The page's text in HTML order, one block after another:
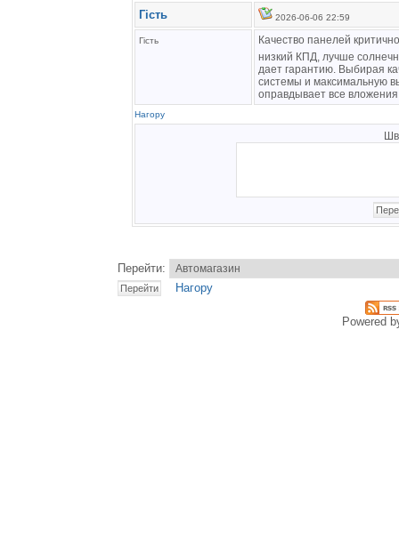
Гість 2026-06-06 22:59
Гість
Качество панелей
низкий КПД, лучше
дает гарантию. Выбирая
системы и максимальную
оправдывает все
Нагору
Перейти:
Нагору
Powered